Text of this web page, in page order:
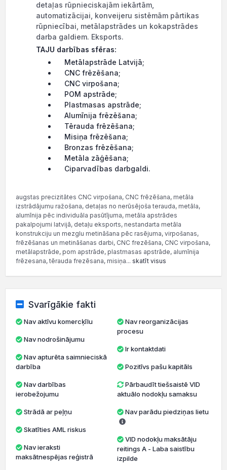
detaļas rūpnieciskajām iekārtām,
automatizācijai, konveijeru sistēmām pārtikas
rūpniecībai, metālapstrādes un kokapstrādes
darba galdiem. Eksports.
TAJU darbības sfēras:
Metālapstrāde Latvijā;
CNC frēzēšana;
CNC virpošana;
POM apstrāde;
Plastmasas apstrāde;
Alumīnija frēzēšana;
Tērauda frēzēšana;
Misiņa frēzēšana;
Bronzas frēzēšana;
Metāla zāģēšana;
Ciparvadības darbgaldi.
augstas precizitātes CNC virpošana, CNC frēzēšana, metāla
izstrādājumu ražošana, detaļas no nerūsējoša terauda, metāla,
alumīnija pēc individuāla pasūtījuma, metāla apstrādes
pakalpojumi latvijā, detaļu eksports, nestandarta metāla
konstrukciju un mezglu metināšana pēc rasējuma, virpošanas,
frēzēšanas un metināšanas darbi, CNC frezēšana, CNC virpošana,
metālapstrāde, pom apstrāde, plastmasas apstrāde, alumīnija
frēzesana, tērauda frezēsana, misiņa... skatīt visus
Svarīgākie fakti
Nav aktīvu komercķīlu
Nav nodrošinājumu
darbība
ierobežojumu
Strādā ar peļņu
Skatīties AML riskus
maksātnespējas reģistrā
Nav reorganizācijas
procesu
Ir kontaktdati
Pozitīvs pašu kapitāls
Pārbaudīt tiešsaistē VID
aktuālo nodokļu samaksu
Nav parādu piedziņas lietu
VID nodokļu maksātāju
reitings A - Laba saistību
izpilde